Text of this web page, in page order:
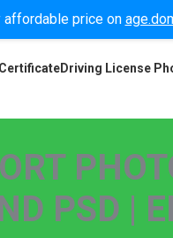
affordable price on
CertificateDriving License
PSD |